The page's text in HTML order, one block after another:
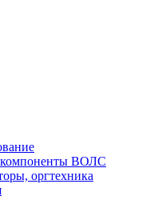
компоненты ВОЛС
оргтехника